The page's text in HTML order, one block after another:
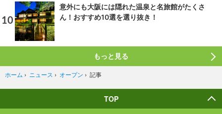
意外にも大阪には隠れた温泉と名旅館がたくさ
ん！おすすめ10選を選り抜き！
もっと見る
ホーム › ニュース › オープン › 記事
TOP